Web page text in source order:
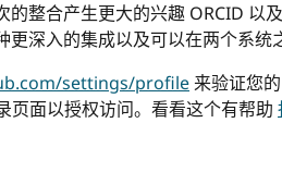
整合产生更大的兴趣 ORCID 以
深入的集成以及可以在两个系统
settings/profile 来验证您
页面以授权访问。看看这个有帮助